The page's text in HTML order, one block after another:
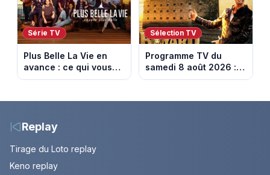
Série TV
Plus Belle La Vie en
avance : ce qui vous
attend la semaine du
(spoiler)
Sélection TV
Programme TV du
samedi 8 août 2026 :
notre sélection pour
Replay
Tirage du Loto replay
Keno replay